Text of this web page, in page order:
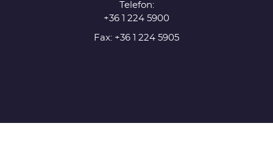
Telefon:
+36 1 224 5900
Fax: +36 1 224 5905